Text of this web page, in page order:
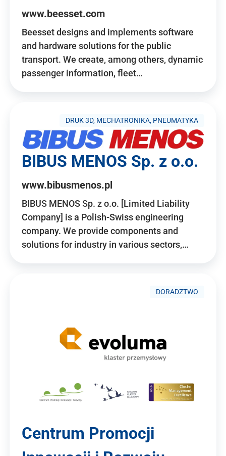
www.beesset.com
Beesset designs and implements software
and hardware solutions for the public
transport. We create, among others, dynamic
passenger information, fleet…
DRUK 3D, MECHATRONIKA, PNEUMATYKA
BIBUS MENOS Sp. z o.o.
www.bibusmenos.pl
BIBUS MENOS Sp. z o.o. [Limited Liability
Company] is a Polish-Swiss engineering
company. We provide components and
solutions for industry in various sectors,…
DORADZTWO
Centrum Promocji